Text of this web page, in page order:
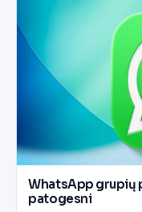
WhatsApp grupių
patogesni